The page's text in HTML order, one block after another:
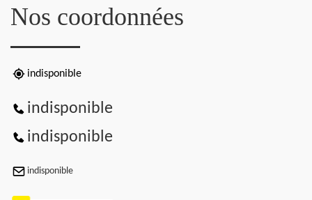
Nos coordonnées
indisponible
indisponible
indisponible
indisponible